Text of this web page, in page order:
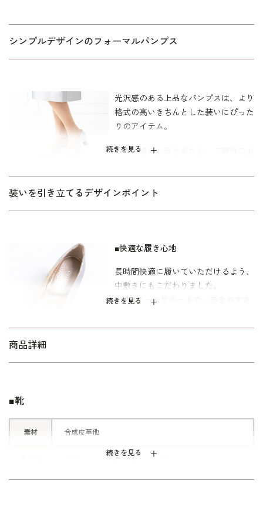
シンプルデザインのフォーマルパンプス
続きを見る
光沢感のある上品なパンプスは、より
格式の高いきちんとした装いにぴった
りのアイテム。
新郎新婦のお母さまなど、ご親族のお
ベーシックな5cmヒールは、バランス
装いを引き立てるデザインポイント
続きを見る
■快適な履き心地
長時間快適に履いていただけるよう、
中敷きにもこだわりました。
3つのアーチサポートで、歩きやすさ
裏面にはすべり止め加工も施しまし
い、ベージュとシルバーをご用意いた
商品詳細
続きを見る
■靴
素材 合成皮革他